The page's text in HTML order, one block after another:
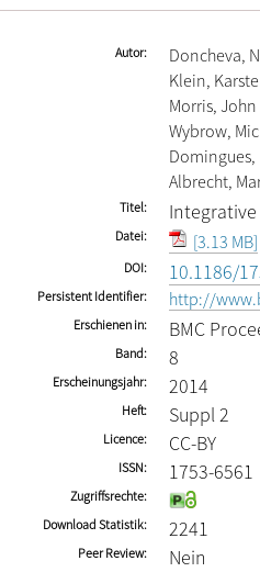
Autor
Doncheva,
Klein,
Morris, John
Wybrow,
Domingues,
Albrecht,
Titel
Datei [3.13 MB]
DOI 10.1186/
Persistent Identifier http://
Erschienen in BMC
Band 8
Erscheinungsjahr 2014
Heft Suppl 2
Licence CC-BY
ISSN 1753-6561
Zugriffsrechte
Download Statistik
2241
Peer Review Nein